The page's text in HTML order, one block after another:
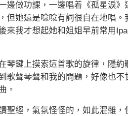
邊做功課，一邊唱着《孤星淚
但她還是唸唸有詞很自在地唱。
來我才想起她和姐姐早前常用
鍵上摸索這首歌的旋律，隱約
歌聲琴聲和我的問題，好像也
。
經，氣氛怪怪的，如此混雜，